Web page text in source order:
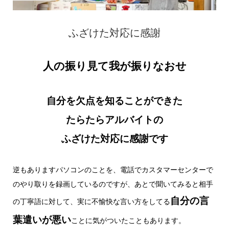
ふざけた対応に感謝
人の振り見て我が振りなおせ
自分を欠点を知ることができた
たらたらアルバイトの
ふざけた対応に感謝です
逆もありますパソコンのことを、電話でカスタマーセンターで
のやり取りを録画しているのですが、あとで聞いてみると相手
の丁寧語に対して、実に不愉快な言い方をしてる自分の言
葉遣いが悪いことに気がついたこともあります。